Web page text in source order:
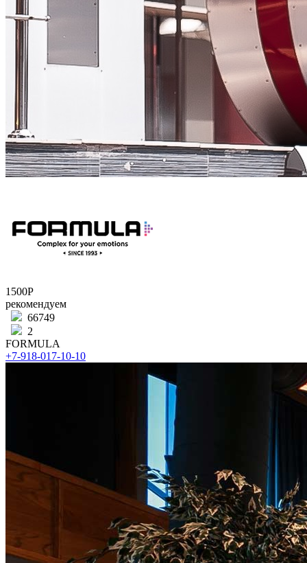
1500Р
рекомендуем
66749
2
FORMULA
+7-918-017-10-10